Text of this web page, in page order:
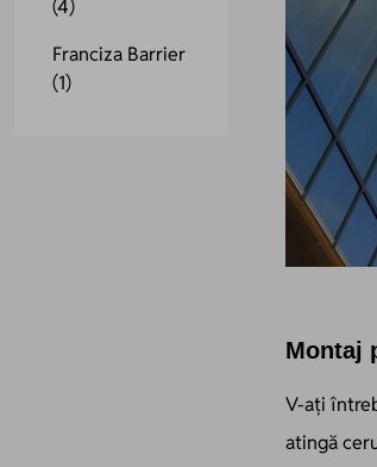
Montaj
V-ați
atingă
(4)
Franciza Barrier
(1)